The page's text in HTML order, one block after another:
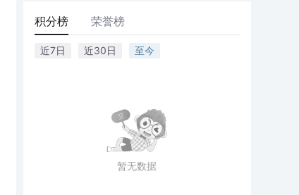
积分榜 荣誉榜
近7日 近30日 至今
暂无数据